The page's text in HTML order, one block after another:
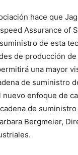
hace que
Assurance of
de esta
de producción
una mayor
de suministro
nuevo enfoque de
de
Bergmeier,